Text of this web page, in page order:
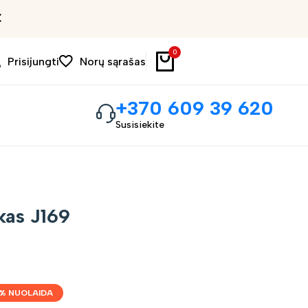
Prisijungti Norų sąrašas
0
+370 609 39 620
Susisiekite
J169
NUOLAIDA